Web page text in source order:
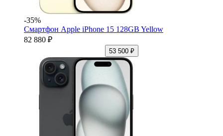
-35%
Смартфон Apple iPhone 15 128GB Yellow
82 880 ₽
53 500 ₽